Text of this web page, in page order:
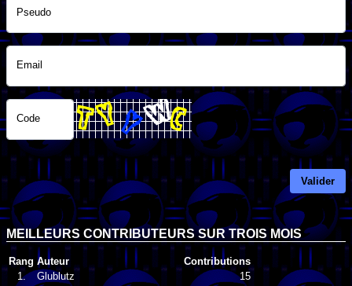
Pseudo
Email
Code
Valider
MEILLEURS CONTRIBUTEURS SUR TROIS MOIS
Rang Auteur
Contributions
1.
Glublutz
15